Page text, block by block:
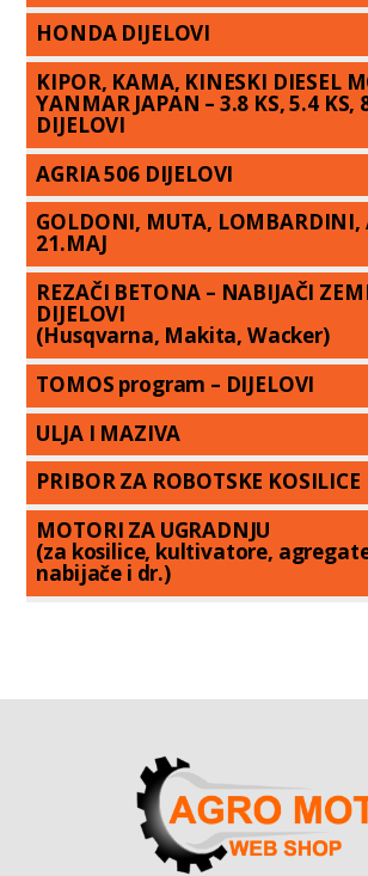
HONDA DIJELOVI
KIPOR, KAMA, KINESKI DIESEL
YANMAR JAPAN – 3.8 KS, 5.4 KS,
DIJELOVI
AGRIA 506 DIJELOVI
GOLDONI, MUTA, LOMBARDINI,
21.MAJ
REZAČI BETONA – NABIJAČI
DIJELOVI
(Husqvarna, Makita, Wacker)
TOMOS program – DIJELOVI
ULJA I MAZIVA
PRIBOR ZA ROBOTSKE KOSILICE
MOTORI ZA UGRADNJU
(za kosilice, kultivatore,
nabijače i dr.)